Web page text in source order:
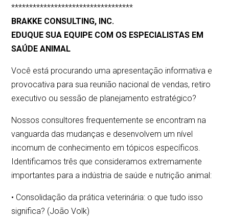
**********************************
BRAKKE CONSULTING, INC.
EDUQUE SUA EQUIPE COM OS ESPECIALISTAS EM
SAÚDE ANIMAL
Você está procurando uma apresentação informativa e
provocativa para sua reunião nacional de vendas, retiro
executivo ou sessão de planejamento estratégico?
Nossos consultores frequentemente se encontram na
vanguarda das mudanças e desenvolvem um nível
incomum de conhecimento em tópicos específicos.
Identificamos três que consideramos extremamente
importantes para a indústria de saúde e nutrição animal:
• Consolidação da prática veterinária: o que tudo isso
significa? (João Volk)